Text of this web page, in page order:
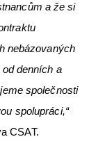
a že si
nebázovaných
denních a
společnosti
spolupráci,“
CSAT.